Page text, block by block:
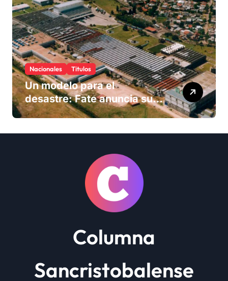
Nacionales Titulos
Un modelo para el
desastre: Fate anuncia su
cierre definitivo y despide a
Columna
Sancristobalense